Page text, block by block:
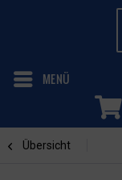
MENÜ
Übersicht